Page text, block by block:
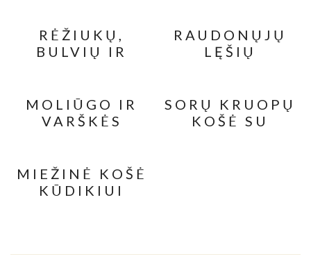
RĖŽIUKŲ,
BULVIŲ IR
RAUDONŲJŲ
LĘŠIŲ
KEPINTOMIS
MORKOMIS
MOLIŪGO IR
VARŠKĖS
SORŲ KRUOPŲ
KOŠĖ SU
MIEŽINĖ KOŠĖ
KŪDIKIUI